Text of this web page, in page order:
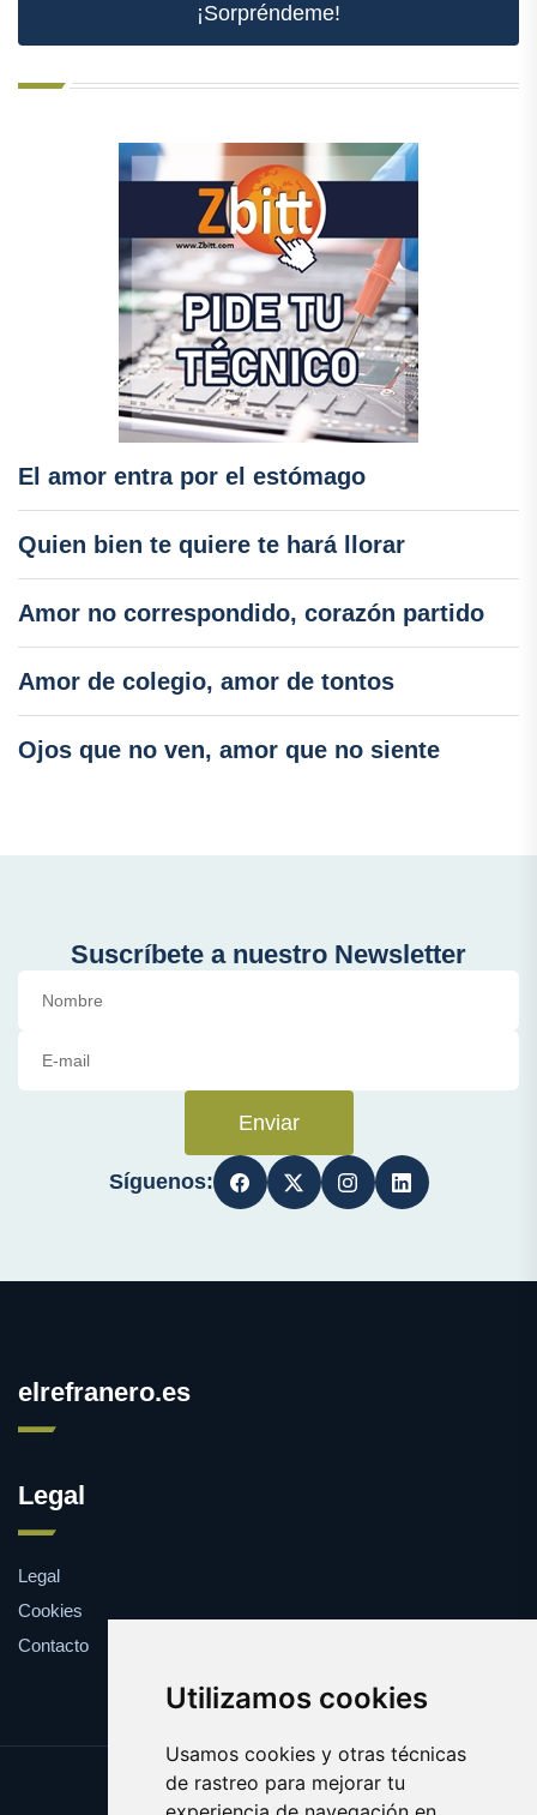
Utilizamos cookies
Usamos cookies y otras técnicas
de rastreo para mejorar tu
¡Sorpréndeme!
El amor entra por el estómago
Quien bien te quiere te hará llorar
Amor no correspondido, corazón partido
Amor de colegio, amor de tontos
Ojos que no ven, amor que no siente
Suscríbete a nuestro Newsletter
Enviar
Síguenos:
elrefranero.es
Legal
Legal
Cookies
Contacto
Update cookies preferences